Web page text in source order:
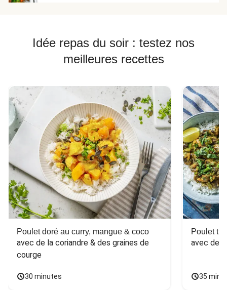
Idée repas du soir : testez nos
meilleures recettes
Poulet doré au curry, mangue & coco
avec de la coriandre & des graines de
courge
30 minutes
Poulet
avec des
35